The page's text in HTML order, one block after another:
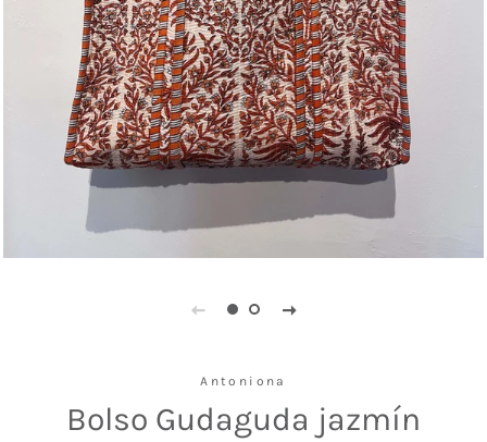
Antoniona
Bolso Gudaguda jazmín